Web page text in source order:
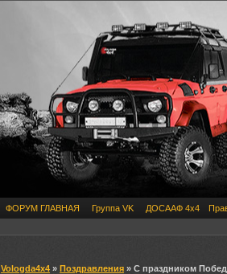
ФОРУМ ГЛАВНАЯ Группа VK ДОСААФ 4х4
Vologda4x4 » Поздравления » С праздником